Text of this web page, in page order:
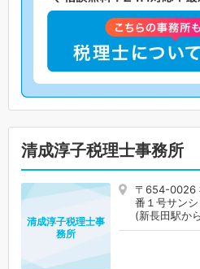
清成淳子税理士事務所
〒654-0026
番１号サン
(新長田駅か
清成淳子税理士事
務所